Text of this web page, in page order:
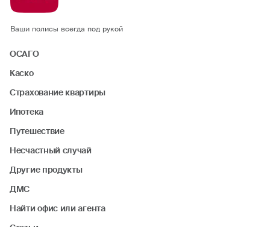
Ваши полисы всегда под рукой
ОСАГО
Каско
Страхование квартиры
Ипотека
Путешествие
Несчастный случай
Другие продукты
ДМС
Найти офис или агента